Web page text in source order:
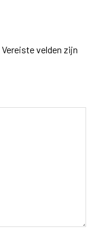
Vereiste velden zijn